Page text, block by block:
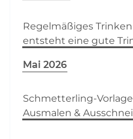
Regelmäßiges
entsteht eine gute
Mai 2026
Schmetterling-
Ausmalen &